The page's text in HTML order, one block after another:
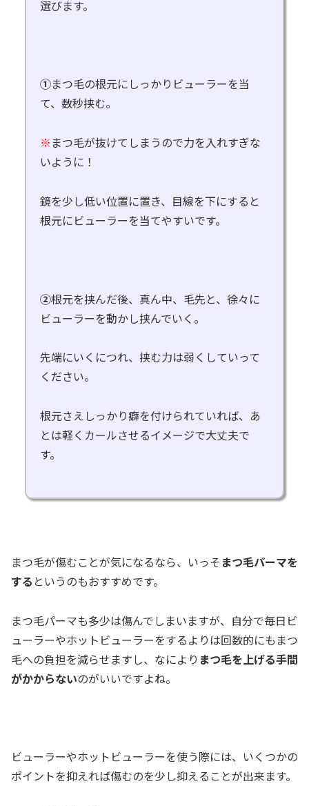
選びます。
①まつ毛の根元にしっかりビューラーを当
て、数秒挟む。
※ まつ毛が抜けてしまうので力を入れすぎな
いように！
鏡を少し低い位置に置き、目線を下にすると
根元にビューラーを当てやすいです。
②根元を挟んだ後、真ん中、毛先と、徐々に
ビューラーを動かし挟んでいく。
先端にいくにつれ、挟む力は弱くしていって
ください。
根元さえしっかり癖を付けられていれば、あ
とは軽くカールさせるイメージで大丈夫で
す。
まつ毛が傷むことが気になるなら、いっそまつ毛パーマを
する というのもおすすめです。
まつ毛パーマも多少は傷んでしまいますが、自分で毎日ビ
ューラーやホットビューラーをするよりは回数的にもまつ
毛への負担を減らせますし、なにより まつ毛を上げる手間
がかからないのがいいですよね。
ビューラーやホットビューラーを使う際には、いくつかの
ポイントを抑えれば傷むのを少し抑えることが出来ます。